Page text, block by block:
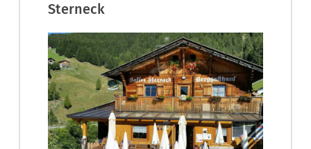
Sterneck